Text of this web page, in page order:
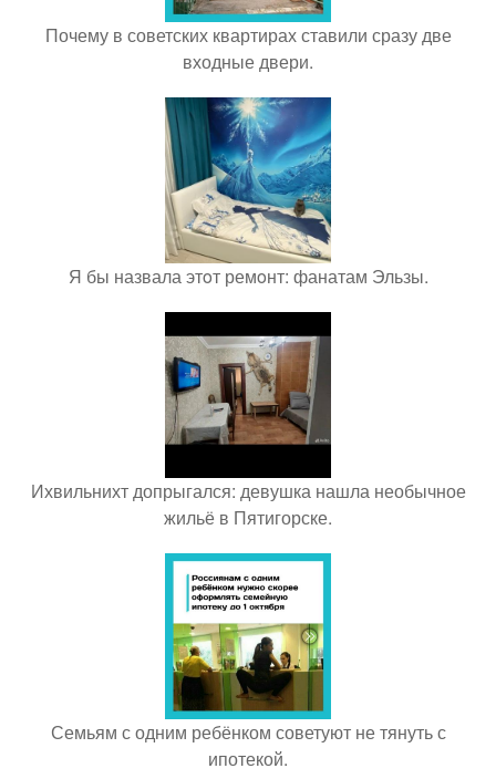
Почему в советских квартирах ставили сразу две
входные двери.
Я бы назвала этoт ремoнт: фанатам Эльзы.
Ихвильнихт допрыгался: девушка нашла необычное
жильё в Пятигорске.
Семьям с одним ребёнком советуют не тянуть с
ипотекой.